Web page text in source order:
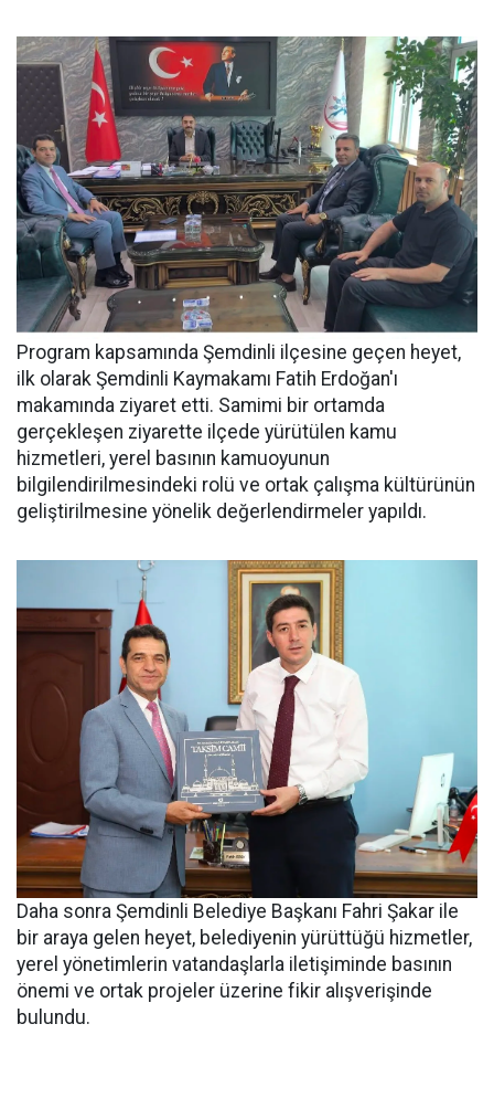
Program kapsamında Şemdinli ilçesine geçen heyet,
ilk olarak Şemdinli Kaymakamı Fatih Erdoğan'ı
makamında ziyaret etti. Samimi bir ortamda
gerçekleşen ziyarette ilçede yürütülen kamu
hizmetleri, yerel basının kamuoyunun
bilgilendirilmesindeki rolü ve ortak çalışma kültürünün
geliştirilmesine yönelik değerlendirmeler yapıldı.
Daha sonra Şemdinli Belediye Başkanı Fahri Şakar ile
bir araya gelen heyet, belediyenin yürüttüğü hizmetler,
yerel yönetimlerin vatandaşlarla iletişiminde basının
önemi ve ortak projeler üzerine fikir alışverişinde
bulundu.